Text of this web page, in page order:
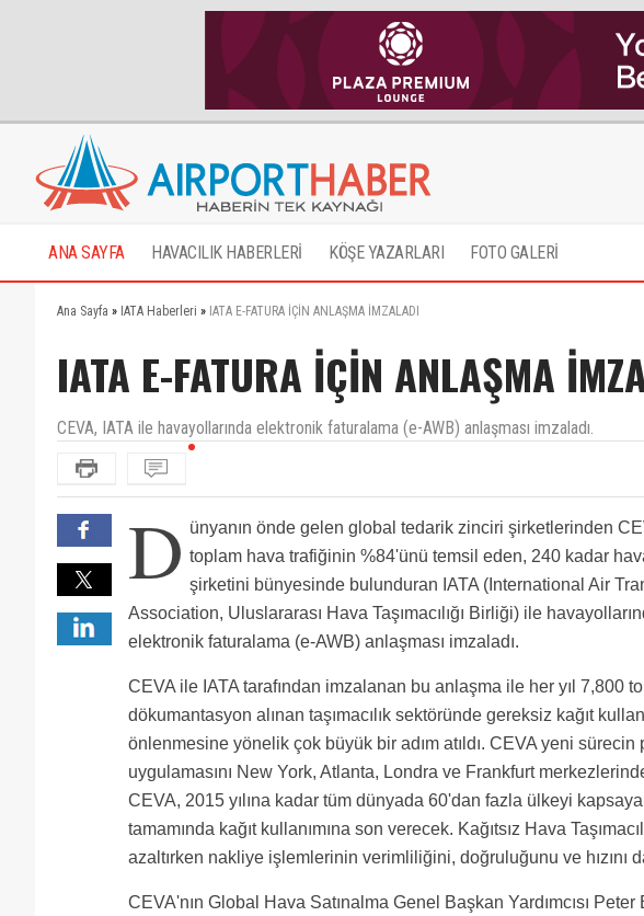
ANA SAYFA HAVACILIK HABERLERİ KÖŞE YAZARLARI FOTO GALERİ
Ana Sayfa » IATA Haberleri » IATA E-FATURA İÇİN ANLAŞMA İMZALADI
IATA E-FATURA İÇİN ANLAŞMA
CEVA, IATA ile havayollarında elektronik faturalama (e-AWB) anlaşması imzaladı.
D ünyanın önde gelen global tedarik zinciri şirketlerinden
toplam hava trafiğinin %84'ünü temsil eden, 240 kadar
şirketini bünyesinde bulunduran IATA (International Air
Association, Uluslararası Hava Taşımacılığı Birliği) ile
elektronik faturalama (e-AWB) anlaşması imzaladı.
CEVA ile IATA tarafından imzalanan bu anlaşma ile her yıl 7,800
dökumantasyon alınan taşımacılık sektöründe gereksiz kağıt
önlenmesine yönelik çok büyük bir adım atıldı. CEVA yeni sürecin
uygulamasını New York, Atlanta, Londra ve Frankfurt
CEVA, 2015 yılına kadar tüm dünyada 60'dan fazla ülkeyi
tamamında kağıt kullanımına son verecek. Kağıtsız Hava
azaltırken nakliye işlemlerinin verimliliğini, doğruluğunu ve hızını
CEVA'nın Global Hava Satınalma Genel Başkan Yardımcısı